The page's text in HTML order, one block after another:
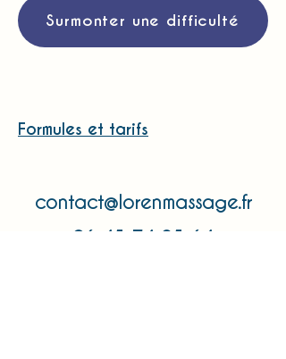
Surmonter une difficulté
Formules et tarifs
contact@lorenmassage.fr
06 45 74 25 64